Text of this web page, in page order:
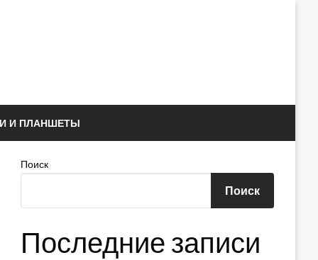
И ПЛАНШЕТЫ
Поиск
Поиск
Последние записи